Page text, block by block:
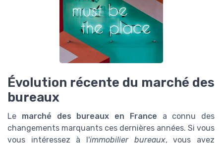
Évolution récente du marché des
bureaux
Le marché des bureaux en France a connu des
changements marquants ces dernières années. Si vous
vous intéressez à l'immobilier bureaux, vous avez